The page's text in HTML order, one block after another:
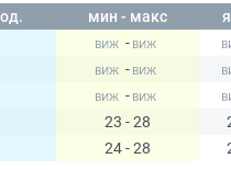
мин - макс
-
-
-
23 - 28
24 - 28